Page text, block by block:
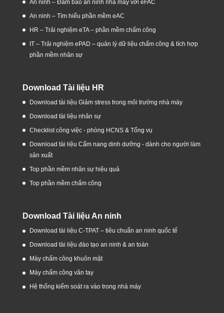
An ninh – Đảm bảo an ninh nhà máy với eFAC
An ninh – Tìm hiểu phần mềm eAC
HR – Trải nghiệm eTA – phần mềm chấm công
IT – Trải nghiệm ePAD – quản lý dữ liệu chấm công & tích hợp
phần mềm nhân sự
Download Tài liệu HR
Download tài liệu Giảm stress trong môi trường nhà máy
Download tài liệu nhân sự
Checklist công việc - phòng HCNS & Tổng vụ
Download tài liệu Cẩm nang dinh dưỡng - dành cho người làm
sản xuất
Top phần mềm nhân sự hiệu quả
Top phần mềm chấm công
Download Tài liệu An ninh
Download tài liệu C-TPAT – tiêu chuẩn an ninh quốc tế
Download tài liệu đào tạo an ninh & an toàn
Máy chấm công khuôn mặt
Máy chấm công vân tay
Hệ thống kiểm soát ra vào trong nhà máy